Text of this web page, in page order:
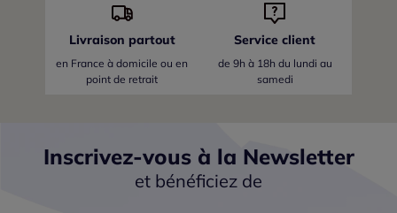
Livraison partout
en France à domicile ou en
point de retrait
Service client
de 9h à 18h du lundi au
samedi
Inscrivez-vous à la Newsletter
et bénéficiez de